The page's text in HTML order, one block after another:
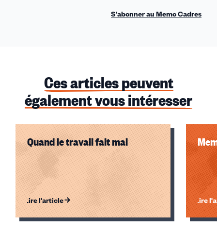
S'abonner au Memo Cadres
Ces articles peuvent
également vous intéresser
Quand le travail fait mal
Lire l'article Lire